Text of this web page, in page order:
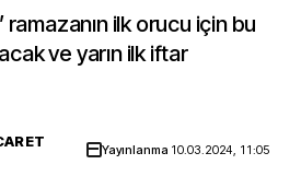
ramazanın ilk orucu için bu
ve yarın ilk iftar
Yayınlanma 10.03.2024, 11:05